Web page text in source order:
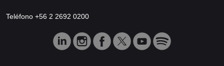
Teléfono +56 2 2692 0200